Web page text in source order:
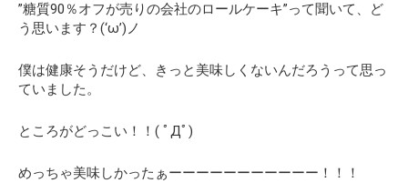
”糖質90％オフが売りの会社のロールケーキ”って聞いて、ど
う思います？(‘ω’)ノ
僕は健康そうだけど、きっと美味しくないんだろうって思っ
ていました。
ところがどっこい！！( ﾟДﾟ)
めっちゃ美味しかったぁーーーーーーーーーーー！！！